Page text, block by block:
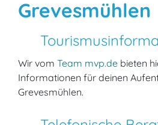
Grevesmühlen
Wir vom Team mvp.de bieten
Informationen für deinen
Grevesmühlen.